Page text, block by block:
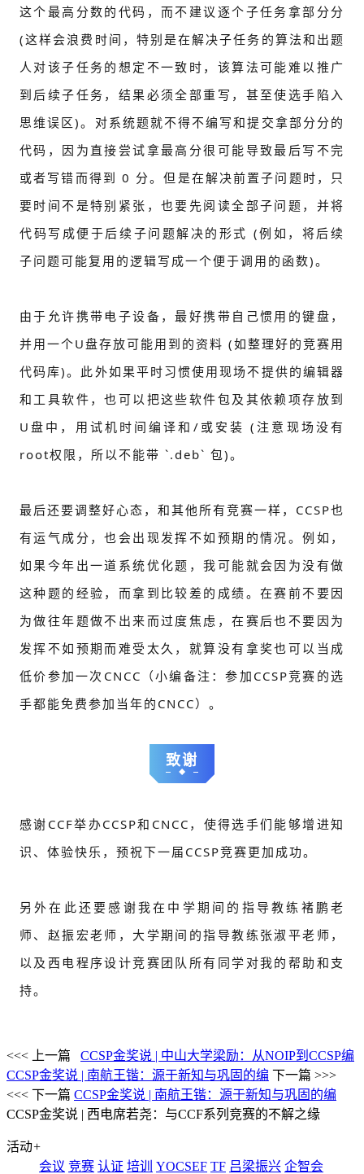
这个最高分数的代码，而不建议逐个子任务拿部分分
(这样会浪费时间，特别是在解决子任务的算法和出题
人对该子任务的想定不一致时，该算法可能难以推广
到后续子任务，结果必须全部重写，甚至使选手陷入
思维误区)。对系统题就不得不编写和提交拿部分分的
代码，因为直接尝试拿最高分很可能导致最后写不完
或者写错而得到 0 分。但是在解决前置子问题时，只
要时间不是特别紧张，也要先阅读全部子问题，并将
代码写成便于后续子问题解决的形式 (例如，将后续
子问题可能复用的逻辑写成一个便于调用的函数)。
由于允许携带电子设备，最好携带自己惯用的键盘，
并用一个U盘存放可能用到的资料 (如整理好的竞赛用
代码库)。此外如果平时习惯使用现场不提供的编辑器
和工具软件，也可以把这些软件包及其依赖项存放到
U盘中，用试机时间编译和/或安装 (注意现场没有
root权限，所以不能带 `.deb` 包)。
最后还要调整好心态，和其他所有竞赛一样，CCSP也
有运气成分，也会出现发挥不如预期的情况。例如，
如果今年出一道系统优化题，我可能就会因为没有做
这种题的经验，而拿到比较差的成绩。在赛前不要因
为做往年题做不出来而过度焦虑，在赛后也不要因为
发挥不如预期而难受太久，就算没有拿奖也可以当成
低价参加一次CNCC（小编备注：参加CCSP竞赛的选
手都能免费参加当年的CNCC）。
致谢
感谢CCF举办CCSP和CNCC，使得选手们能够增进知
识、体验快乐，预祝下一届CCSP竞赛更加成功。
另外在此还要感谢我在中学期间的指导教练褚鹏老
师、赵振宏老师，大学期间的指导教练张淑平老师，
以及西电程序设计竞赛团队所有同学对我的帮助和支
持。
<<< 上一篇
CCSP金奖说 | 中山大学梁励：从NOIP到CCSP编
CCSP金奖说 | 南航王锴：源于新知与巩固的编 下一篇 >>>
<<< 下一篇 CCSP金奖说 | 南航王锴：源于新知与巩固的编
CCSP金奖说 | 西电席若尧：与CCF系列竞赛的不解之缘
活动+
会议 竞赛 认证 培训 YOCSEF TF 吕梁振兴 企智会